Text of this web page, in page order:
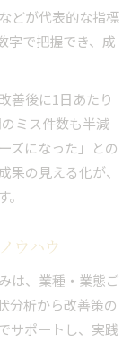
どが代表的な指標
字で把握でき、成
善後に1日あたり
ミス件数も半減
ズになった」との
果の見える化が、
ウハウ
は、業種・業態ご
分析から改善策の
サポートし、実践